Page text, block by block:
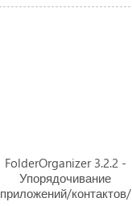
FolderOrganizer 3.2.2 -
Упорядочивание
приложений/контактов/